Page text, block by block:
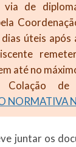
via de
úteis após
até no
de
NORMATIVA
juntar os